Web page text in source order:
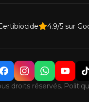
4.9/5 sur
droits réservés.·